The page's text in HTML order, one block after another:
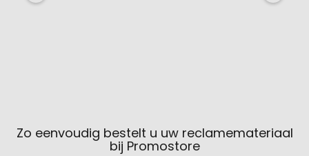
Zo eenvoudig bestelt u uw reclamemateriaal
bij Promostore